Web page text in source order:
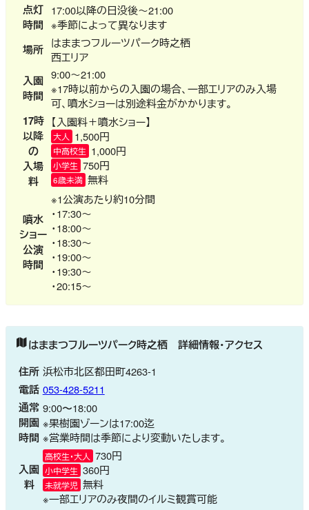
点灯
時間
17:00以降の日没後～21:00
※季節によって異なります
場所 はままつフルーツパーク時之栖
西エリア
入園
時間
9:00～21:00
※17時以前からの入園の場合、一部エリアのみ入場
可、噴水ショーは別途料金がかかります。
17時
以降
の
入場
料
【入園料＋噴水ショー】
大人 1,500円
中高校生 1,000円
小学生 750円
6歳未満 無料
噴水
ショー
公演
時間
※1公演あたり約10分間
・17:30～
・18:00～
・18:30～
・19:00～
・19:30～
・20:15～
はままつフルーツパーク時之栖詳細情報・アクセス
住所 浜松市北区都田町4263-1
電話 053-428-5211
通常
開園
時間
9:00〜18:00
※果樹園ゾーンは17:00迄
※営業時間は季節により変動いたします。
入園
料
高校生・大人 730円
小中学生 360円
未就学児 無料
※一部エリアのみ夜間のイルミ観賞可能